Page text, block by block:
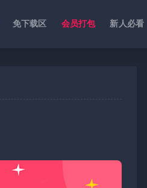
免下载区 会员打包 新人必看